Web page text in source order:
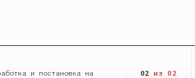
и постановка на
02 из 02